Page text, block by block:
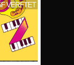
VERFTET